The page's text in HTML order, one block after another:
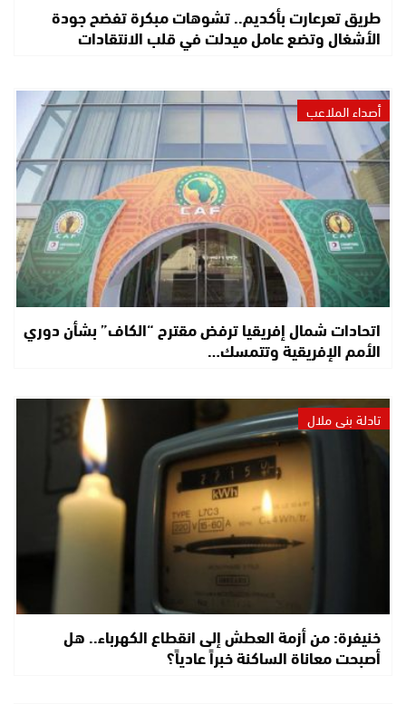
طريق تعرعارت بأكديم.. تشوهات مبكرة تفضح جودة
الأشغال وتضع عامل ميدلت في قلب الانتقادات
أصداء الملاعب
اتحادات شمال إفريقيا ترفض مقترح “الكاف” بشأن دوري
الأمم الإفريقية وتتمسك…
تادلة بني ملال
خنيفرة: من أزمة العطش إلى انقطاع الكهرباء.. هل
أصبحت معاناة الساكنة خبراً عادياً؟